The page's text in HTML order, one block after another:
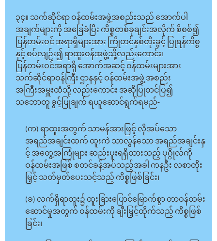
၃၄။ သက်ဆိုင်ရာ ဝန်ထမ်းအဖွဲ့အစည်းသည် အောက်ပါ
အချက်များကို အခြေခံပြီး ကိစ္စတစ်ခုချင်းအလိုက် စိစစ်၍
ပြန်တမ်းဝင် အရာရှိများအား ကြိုတင်နှစ်တိုးခွင့် ပြုရန်ကိစ္စ
နှင့် စပ်လျဉ်း၍ ရာထူးဝန်အဖွဲ့သို့လည်းကောင်း၊
ပြန်တမ်းဝင်အရာရှိ အောက်အဆင့် ဝန်ထမ်းများအား
သက်ဆိုင်ရာဝန်ကြီး ဌာနနှင့် ဝန်ထမ်းအဖွဲ့ အစည်း
အကြီးအမှူးထံသို့ လည်းကောင်း အဆိုပြုတင်ပြ၍
သဘောတူ ခွင့်ပြုချက် ရယူဆောင်ရွက်ရမည်-
(က) ရာထူးအတွက် သာမန်အားဖြင့် လိုအပ်သော
အရည်အချင်းထက် ထူးကဲ သာလွန်သော အရည်အချင်းနှ
င့် အတွေ့အကြုံများ ဆည်းပူးရရှိထားသည့် ပုဂ္ဂိုလ်ကို
ဝန်ထမ်းအဖြစ် စတင်ခန့်အပ်သည့်အခါ ကနဦး လစာတိုး
မြှင့် သတ်မှတ်ပေးသင့်သည့် ကိစ္စဖြစ်ခြင်း၊
(ခ) လက်ရှိရာထူး၌ ထူးခြားပြောင်မြောက်စွာ တာဝန်ထမ်း
ဆောင်မှုအတွက် ဝန်ထမ်းကို ချီးမြှင့်ထိုက်သည့် ကိစ္စဖြစ်
ခြင်း၊